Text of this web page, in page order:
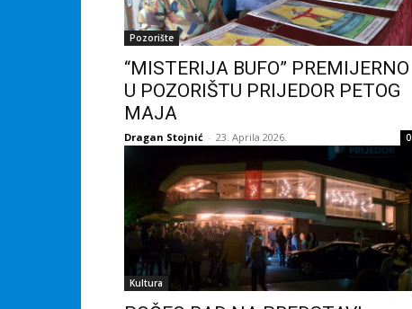
Pozorište
“MISTERIJA BUFO” PREMIJERNO
U POZORIŠTU PRIJEDOR PETOG
MAJA
Dragan Stojnić - 23. Aprila 2026. 0
Kultura